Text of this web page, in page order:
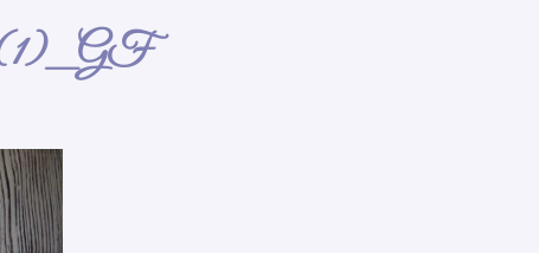
(1)_GF